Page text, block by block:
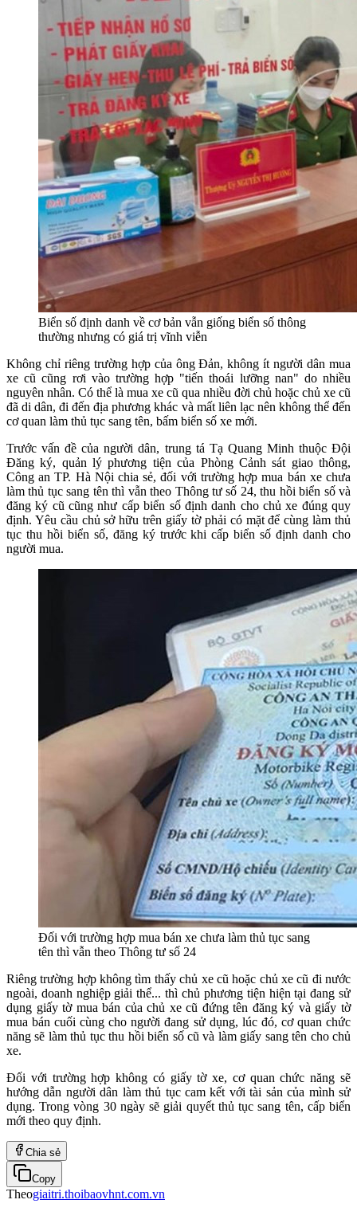
Biển số định danh về cơ bản vẫn giống biển số thông
thường nhưng có giá trị vĩnh viễn
Không chỉ riêng trường hợp của ông Đản, không ít người dân mua
xe cũ cũng rơi vào trường hợp "tiến thoái lưỡng nan" do nhiều
nguyên nhân. Có thể là mua xe cũ qua nhiều đời chủ hoặc chủ xe cũ
đã di dân, đi đến địa phương khác và mất liên lạc nên không thể đến
cơ quan làm thủ tục sang tên, bấm biển số xe mới.
Trước vấn đề của người dân, trung tá Tạ Quang Minh thuộc Đội
Đăng ký, quản lý phương tiện của Phòng Cảnh sát giao thông,
Công an TP. Hà Nội chia sẻ, đối với trường hợp mua bán xe chưa
làm thủ tục sang tên thì vẫn theo Thông tư số 24, thu hồi biển số và
đăng ký cũ cũng như cấp biển số định danh cho chủ xe đúng quy
định. Yêu cầu chủ sở hữu trên giấy tờ phải có mặt để cùng làm thủ
tục thu hồi biển số, đăng ký trước khi cấp biển số định danh cho
người mua.
Đối với trường hợp mua bán xe chưa làm thủ tục sang
tên thì vẫn theo Thông tư số 24
Riêng trường hợp không tìm thấy chủ xe cũ hoặc chủ xe cũ đi nước
ngoài, doanh nghiệp giải thể... thì chủ phương tiện hiện tại đang sử
dụng giấy tờ mua bán của chủ xe cũ đứng tên đăng ký và giấy tờ
mua bán cuối cùng cho người đang sử dụng, lúc đó, cơ quan chức
năng sẽ làm thủ tục thu hồi biển số cũ và làm giấy sang tên cho chủ
xe.
Đối với trường hợp không có giấy tờ xe, cơ quan chức năng sẽ
hướng dẫn người dân làm thủ tục cam kết với tài sản của mình sử
dụng. Trong vòng 30 ngày sẽ giải quyết thủ tục sang tên, cấp biển
mới theo quy định.
Chia sẻ
Copy
Theogiaitri.thoibaovhnt.com.vn